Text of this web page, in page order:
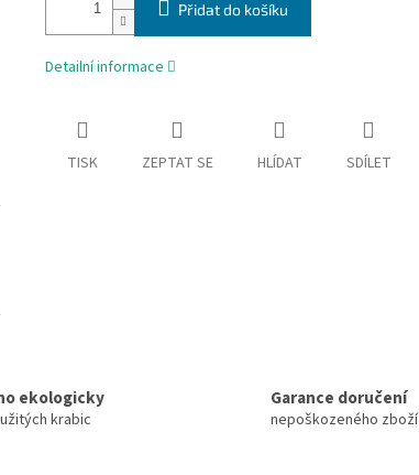
Přidat do košíku
Detailní informace
TISK ZEPTAT SE HLÍDAT SDÍLET
ekologicky
krabic
Garance doručení
nepoškozeného zboží